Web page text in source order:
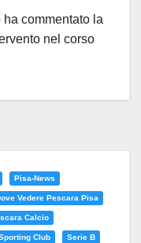
ha commentato la
nel corso
Pisa-News
Vedere Pescara Pisa
Calcio
Club Serie B